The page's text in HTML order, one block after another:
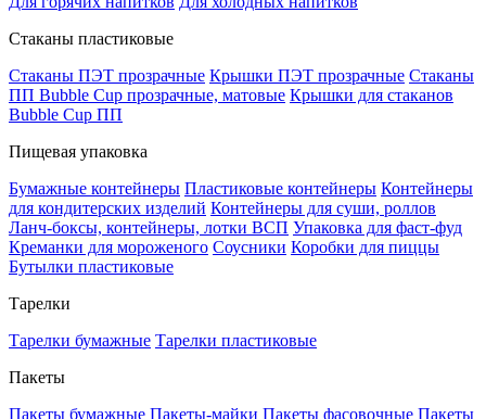
Стаканы пластиковые
Стаканы ПЭТ прозрачные Крышки ПЭТ прозрачные Стаканы
ПП Bubble Cup прозрачные, матовые Крышки для стаканов
Bubble Cup ПП
Пищевая упаковка
Бумажные контейнеры Пластиковые контейнеры Контейнеры
для кондитерских изделий Контейнеры для суши, роллов
Ланч-боксы, контейнеры, лотки ВСП Упаковка для фаст-фуд
Креманки для мороженого Соусники Коробки для пиццы
Бутылки пластиковые
Тарелки
Тарелки бумажные Тарелки пластиковые
Пакеты
Пакеты бумажные Пакеты-майки Пакеты фасовочные Пакеты